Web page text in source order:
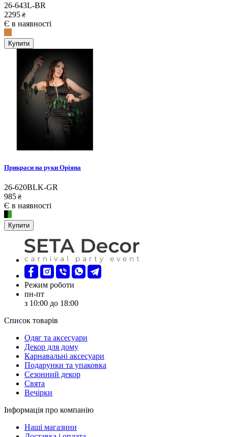
26-643L-BR
2295 ₴
Є в наявності
Купити
Прикраси на руки Оріяна
26-620BLK-GR
985 ₴
Є в наявності
Купити
Режим роботи
пн-пт
з 10:00 до 18:00
Список товарів
Oдяг та аксесуари
Декор для дому
Карнавальні аксесуари
Подарунки та упаковка
Сезонний декор
Свята
Вечірки
Інформація про компанію
Наші магазини